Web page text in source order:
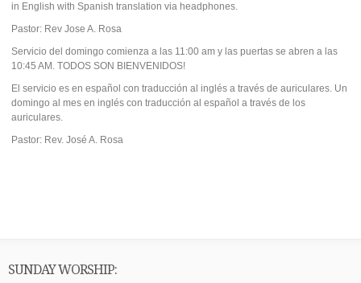
in English with Spanish translation via headphones.
Pastor: Rev Jose A. Rosa
Servicio del domingo comienza a las 11:00 am y las puertas se abren a las
10:45 AM. TODOS SON BIENVENIDOS!
El servicio es en español con traducción al inglés a través de auriculares. Un
domingo al mes en inglés con traducción al español a través de los
auriculares.
Pastor: Rev. José A. Rosa
SUNDAY WORSHIP: